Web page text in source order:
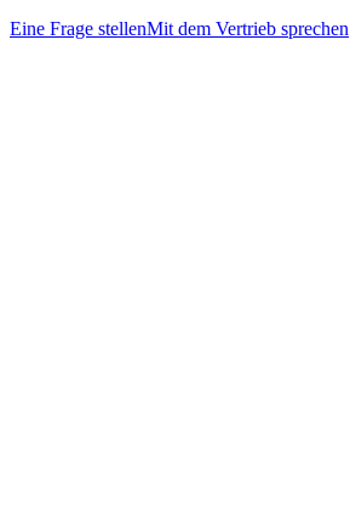
Eine Frage stellenMit dem Vertrieb sprechen